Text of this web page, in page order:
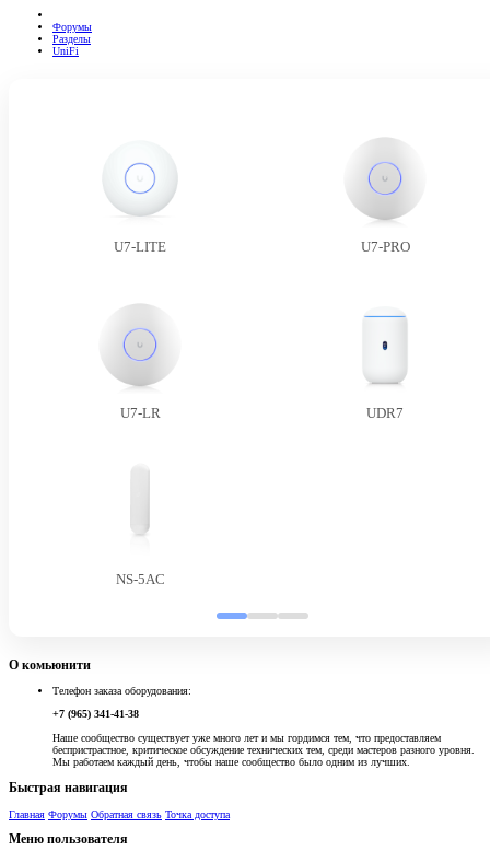
Форумы
Разделы
UniFi
U7-LITE U7-PRO
U7-LR UDR7
NS-5AC
О комьюнити
Телефон заказа оборудования:
+7 (965) 341-41-38
Наше сообщество существует уже много лет и мы гордимся тем, что предоставляем
беспристрастное, критическое обсуждение технических тем, среди мастеров разного уровня.
Мы работаем каждый день, чтобы наше сообщество было одним из лучших.
Быстрая навигация
Главная Форумы Обратная связь Точка доступа
Меню пользователя